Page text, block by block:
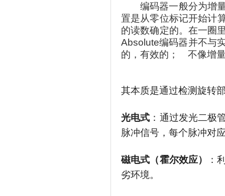
编码器一般分为增
置是从零位标记开始计
的读数确定的。在一圈
Absolute编码器并不与
的，有效的； 不像增
其本质是通过检测旋转
光电式 ：通过发光二极
脉冲信号，每个脉冲对
磁电式（霍尔效应）
：
劣环境。